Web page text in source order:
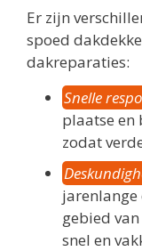
Er zijn
spoed
dakreparaties:
Snelle
plaatse en
zodat
jarenlange
gebied
snel en